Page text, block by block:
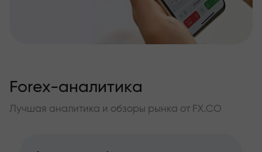
Forex-аналитика
Лучшая аналитика и обзоры рынка от FX.CO